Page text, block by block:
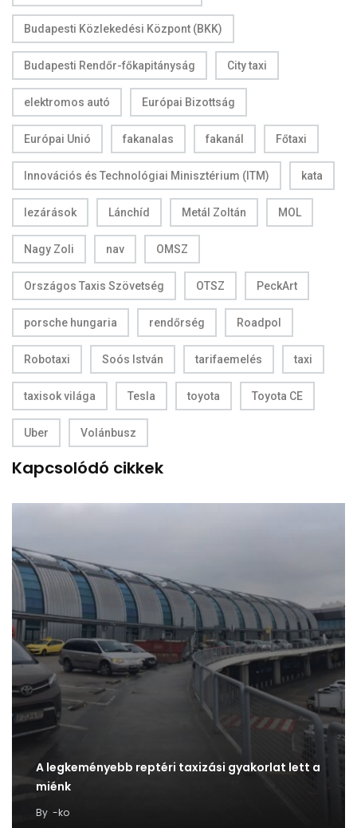
Budapesti Közlekedési Központ (BKK)
Budapesti Rendőr-főkapitányság City taxi
elektromos autó Európai Bizottság
Európai Unió fakanalas fakanál Főtaxi
Innovációs és Technológiai Minisztérium (ITM) kata
lezárások Lánchíd Metál Zoltán MOL
Nagy Zoli nav OMSZ
Országos Taxis Szövetség OTSZ PeckArt
porsche hungaria rendőrség Roadpol
Robotaxi Soós István tarifaemelés taxi
taxisok világa Tesla toyota Toyota CE
Uber Volánbusz
Kapcsolódó cikkek
A legkeményebb reptéri taxizási gyakorlat lett a
miénk
By -ko